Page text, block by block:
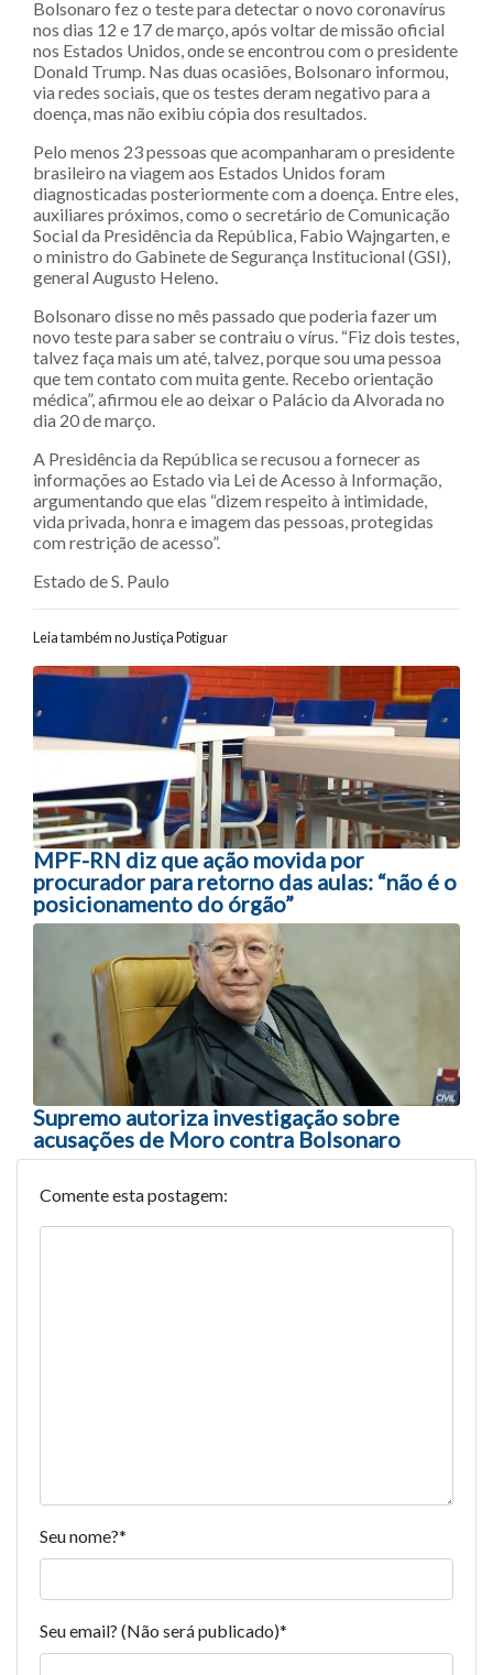
Bolsonaro fez o teste para detectar o novo coronavírus
nos dias 12 e 17 de março, após voltar de missão oficial
nos Estados Unidos, onde se encontrou com o presidente
Donald Trump. Nas duas ocasiões, Bolsonaro informou,
via redes sociais, que os testes deram negativo para a
doença, mas não exibiu cópia dos resultados.
Pelo menos 23 pessoas que acompanharam o presidente
brasileiro na viagem aos Estados Unidos foram
diagnosticadas posteriormente com a doença. Entre eles,
auxiliares próximos, como o secretário de Comunicação
Social da Presidência da República, Fabio Wajngarten, e
o ministro do Gabinete de Segurança Institucional (GSI),
general Augusto Heleno.
Bolsonaro disse no mês passado que poderia fazer um
novo teste para saber se contraiu o vírus. “Fiz dois testes,
talvez faça mais um até, talvez, porque sou uma pessoa
que tem contato com muita gente. Recebo orientação
médica”, afirmou ele ao deixar o Palácio da Alvorada no
dia 20 de março.
A Presidência da República se recusou a fornecer as
informações ao Estado via Lei de Acesso à Informação,
argumentando que elas “dizem respeito à intimidade,
vida privada, honra e imagem das pessoas, protegidas
com restrição de acesso”.
Estado de S. Paulo
Leia também no Justiça Potiguar
Navegação entre posts
MPF-RN diz que ação movida por
procurador para retorno das aulas: “não é o
posicionamento do órgão”
Supremo autoriza investigação sobre
acusações de Moro contra Bolsonaro
Comente esta postagem:
Seu nome?*
Seu email? (Não será publicado)*